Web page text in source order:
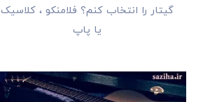
گیتار را انتخاب کنم؟ فلامنکو ، کلاسیک
یا پاپ